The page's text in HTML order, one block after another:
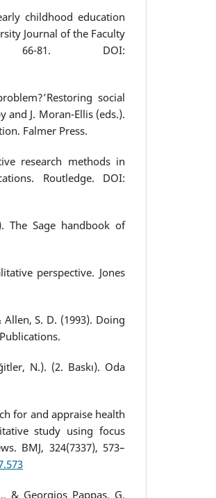
childhood education
Journal of the Faculty
81. DOI:
social
J. Moran-Ellis (eds.).
Falmer Press.
research methods in
Routledge. DOI:
The Sage handbook of
perspective. Jones
S. D. (1993). Doing
N.). (2. Baskı). Oda
for and appraise health
study using focus
BMJ, 324(7337), 573–
& Georgios Pappas, G.